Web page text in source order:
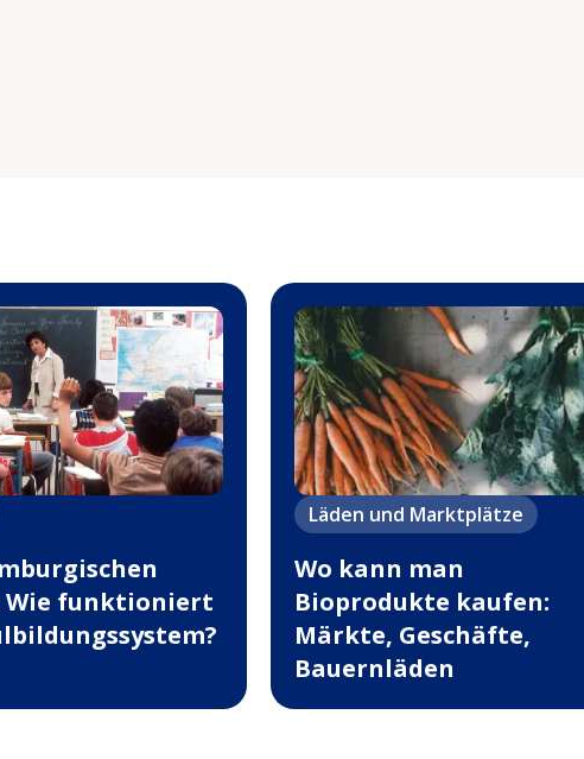
Wie funktioniert
Läden und Marktplätze
Wo kann man
Bioprodukte kaufen:
Märkte, Geschäfte,
Bauernläden